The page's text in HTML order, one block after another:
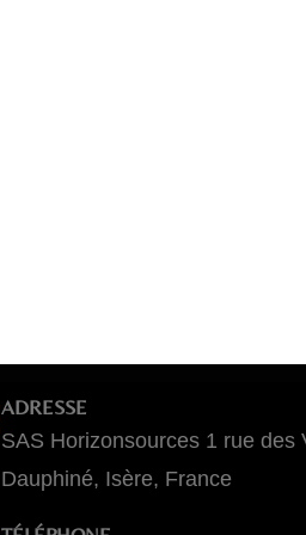
ADRESSE
SAS Horizonsources 1 rue des
Dauphiné, Isère, France